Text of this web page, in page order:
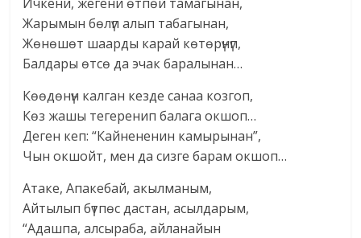
Жарымын бөлүп алып табагынан,
Жөнөшөт шаарды карай көтөрүнүп,
Балдары өтсө да эчак баралынан…
Көөдөнүн калган кезде санаа козгоп,
Көз жашы тегеренип балага окшоп…
Деген кеп: “Кайнененин камырынан”,
Чын окшойт, мен да сизге барам окшоп…
Атаке, Апакебай, акылманым,
Айтылып бүтпөс дастан, асылдарым,
“Адашпа, алсыраба, айланайын